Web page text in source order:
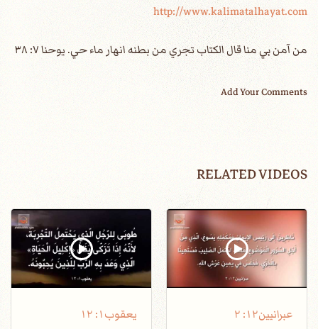
http://www.kalimatalhayat.com
من آمن بي منا قال الكتاب تجري من بطنه انهار ماء حي. يوحنا ٧: ٣٨
Add Your Comments
RELATED VIDEOS
عبرانيين١٢: ٢ يعقوب١: ١٢